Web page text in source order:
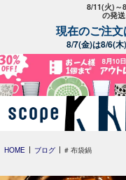
8/11(火)～
の発
現在のご注
8/7(金)は8/6(
HOME ブログ # 布袋鍋